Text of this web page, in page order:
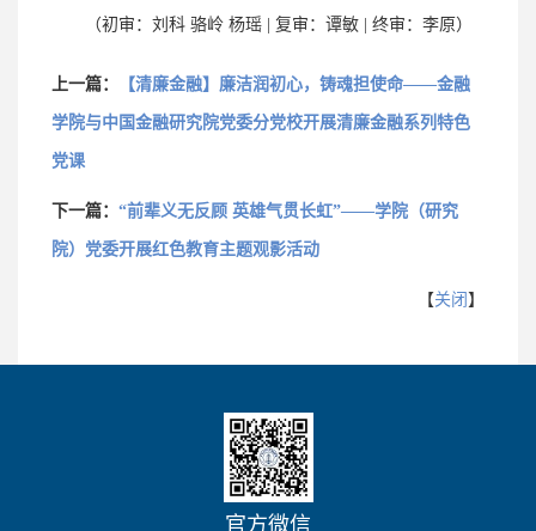
（初审：刘科 骆岭 杨瑶 | 复审：谭敏 | 终审：李原）
上一篇： 【清廉金融】廉洁润初心，铸魂担使命——金融
学院与中国金融研究院党委分党校开展清廉金融系列特色
党课
下一篇： “前辈义无反顾 英雄气贯长虹”——学院（研究
院）党委开展红色教育主题观影活动
【关闭 】
官方微信